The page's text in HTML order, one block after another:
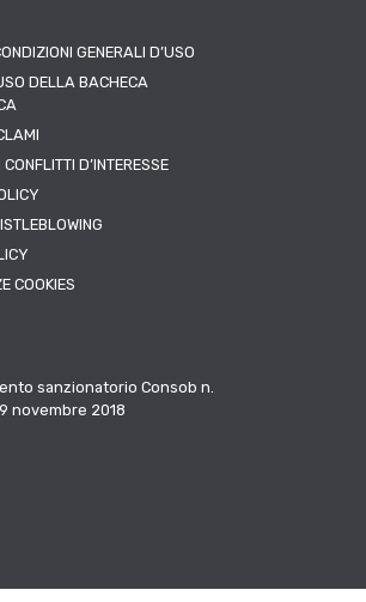
GENERALI D’USO
DELLA BACHECA
D’INTERESSE
COOKIES
sanzionatorio Consob n.
novembre 2018